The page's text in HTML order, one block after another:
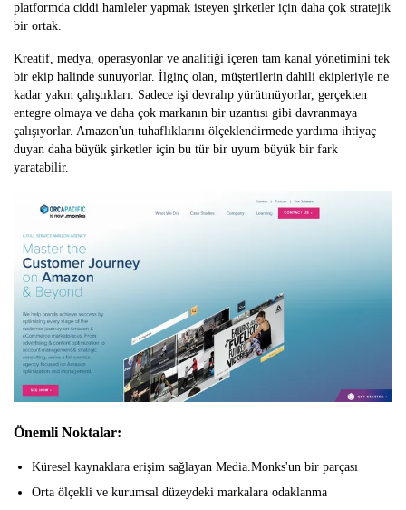
platformda ciddi hamleler yapmak isteyen şirketler için daha çok stratejik
bir ortak.
Kreatif, medya, operasyonlar ve analitiği içeren tam kanal yönetimini tek
bir ekip halinde sunuyorlar. İlginç olan, müşterilerin dahili ekipleriyle ne
kadar yakın çalıştıkları. Sadece işi devralıp yürütmüyorlar, gerçekten
entegre olmaya ve daha çok markanın bir uzantısı gibi davranmaya
çalışıyorlar. Amazon'un tuhaflıklarını ölçeklendirmede yardıma ihtiyaç
duyan daha büyük şirketler için bu tür bir uyum büyük bir fark
yaratabilir.
Önemli Noktalar:
Küresel kaynaklara erişim sağlayan Media.Monks'un bir parçası
Orta ölçekli ve kurumsal düzeydeki markalara odaklanma